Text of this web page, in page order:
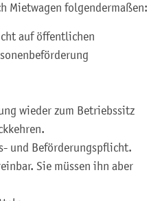
Mietwagen folgendermaßen:
auf öffentlichen
wieder zum Betriebssitz
und Beförderungspflicht.
Sie müssen ihn aber